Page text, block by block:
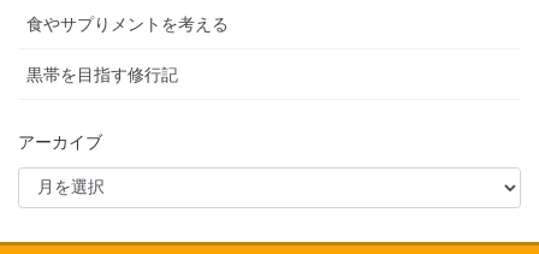
食やサプりメントを考える
黒帯を目指す修行記
アーカイブ